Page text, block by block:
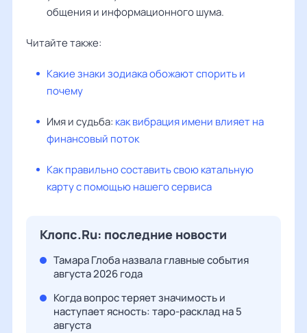
общения и информационного шума.
Читайте также:
Какие знаки зодиака обожают спорить и
почему
Имя и судьба: как вибрация имени влияет на
финансовый поток
Как правильно составить свою катальную
карту с помощью нашего сервиса
Клопс.Ru: последние новости
Тамара Глоба назвала главные события
августа 2026 года
Когда вопрос теряет значимость и
наступает ясность: таро-расклад на 5
августа